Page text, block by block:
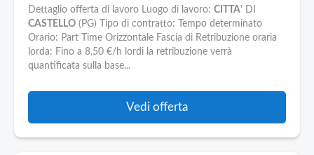
Pubblica
Area
Aziende
Dettaglio offerta di lavoro Luogo di lavoro: CITTA' DI
CASTELLO (PG) Tipo di contratto: Tempo determinato
Orario: Part Time Orizzontale Fascia di Retribuzione oraria
lorda: Fino a 8,50 €/h lordi la retribuzione verrà
quantificata sulla base...
Vedi offerta